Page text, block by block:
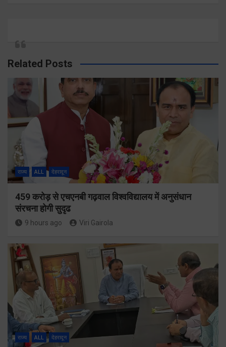
Related Posts
राज्य ALL देहरादून
459 करोड़ से एचएनबी गढ़वाल विश्वविद्यालय में अनुसंधान
संरचना होगी सुदृढ
9 hours ago Viri Gairola
राज्य ALL देहरादून